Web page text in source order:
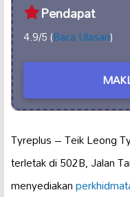
Pendapat
4.9/5 (Baca Ulasan)
Tyreplus – Teik Leong
terletak di 502B, Jalan
menyediakan